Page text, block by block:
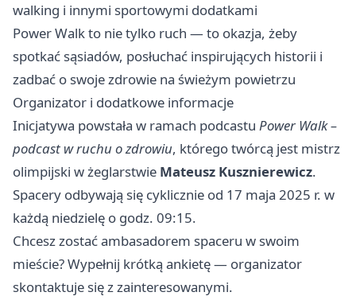
walking i innymi sportowymi dodatkami
Power Walk to nie tylko ruch — to okazja, żeby
spotkać sąsiadów, posłuchać inspirujących historii i
zadbać o swoje zdrowie na świeżym powietrzu
Organizator i dodatkowe informacje
Inicjatywa powstała w ramach podcastu Power Walk –
podcast w ruchu o zdrowiu, którego twórcą jest mistrz
olimpijski w żeglarstwie Mateusz Kusznierewicz.
Spacery odbywają się cyklicznie od 17 maja 2025 r. w
każdą niedzielę o godz. 09:15.
Chcesz zostać ambasadorem spaceru w swoim
mieście? Wypełnij krótką ankietę — organizator
skontaktuje się z zainteresowanymi.